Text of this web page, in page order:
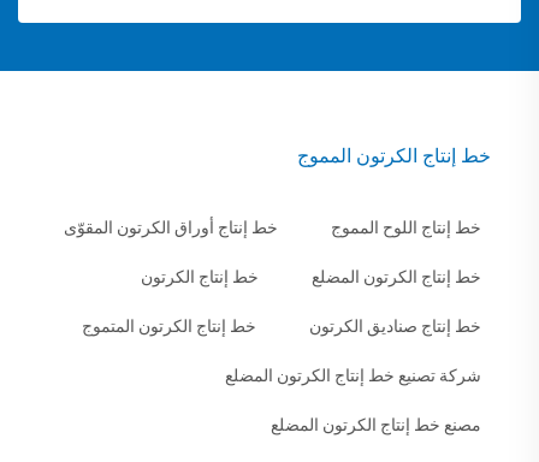
خط إنتاج الكرتون المموج
خط إنتاج اللوح المموج خط إنتاج أوراق الكرتون المقوّى
خط إنتاج الكرتون المضلع خط إنتاج الكرتون
خط إنتاج صناديق الكرتون خط إنتاج الكرتون المتموج
شركة تصنيع خط إنتاج الكرتون المضلع
مصنع خط إنتاج الكرتون المضلع